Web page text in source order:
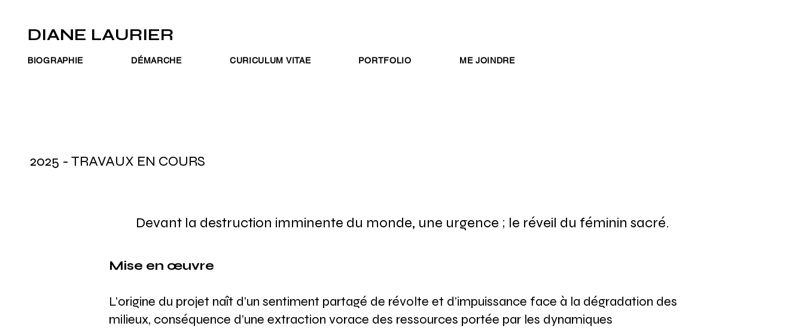
DIANE LAURIER
BIOGRAPHIE DÉMARCHE CURICULUM VITAE PORTFOLIO ME JOINDRE
2025 - TRAVAUX EN COURS
Devant la destruction imminente du monde, une urgence ; le réveil du féminin sacré.
Mise en œuvre
L’origine du projet naît d’un sentiment partagé de révolte et d’impuissance face à la dégradation des
milieux, conséquence d’une extraction vorace des ressources portée par les dynamiques